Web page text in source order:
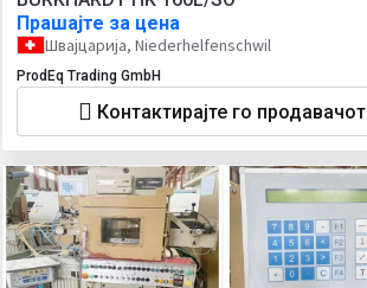
Прашајте за цена
Швајцарија, Niederhelfenschwil
ProdEq Trading GmbH
Контактирајте го продавачот